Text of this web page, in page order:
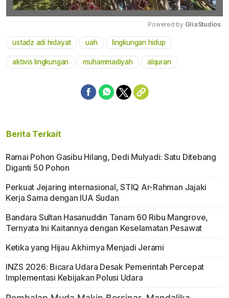
Powered by GliaStudios
ustadz adi hidayat uah lingkungan hidup
aktivis lingkungan muhammadiyah alquran
Berita Terkait
Ramai Pohon Gasibu Hilang, Dedi Mulyadi: Satu Ditebang
Diganti 50 Pohon
Perkuat Jejaring internasional, STIQ Ar-Rahman Jajaki
Kerja Sama dengan IUA Sudan
Bandara Sultan Hasanuddin Tanam 60 Ribu Mangrove,
Ternyata Ini Kaitannya dengan Keselamatan Pesawat
Ketika yang Hijau Akhirnya Menjadi Jerami
INZS 2026: Bicara Udara Desak Pemerintah Percepat
Implementasi Kebijakan Polusi Udara